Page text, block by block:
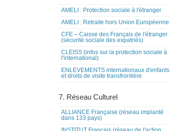
AMELI : Protection sociale à l'étranger
AMELI : Retraite hors Union Européenne
CFE – Caisse des Français de l'étranger
(sécurité sociale des expatriés)
CLEISS (infos sur la protection sociale à
l'international)
ENLEVEMENTS internationaux d'enfants
et droits de visite transfrontière
7. Réseau Culturel
ALLIANCE Française (réseau implanté
dans 133 pays)